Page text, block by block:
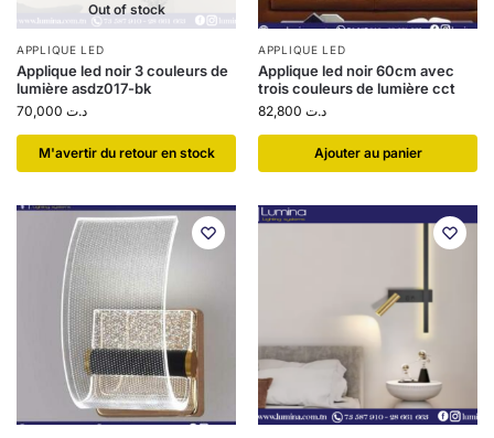
Out of stock
APPLIQUE LED
Applique led noir 3 couleurs de
lumière asdz017-bk
د.ت
​M'avertir du retour en stock
APPLIQUE LED
Applique led noir 60cm avec
trois couleurs de lumière cct
د.ت
Ajouter au panier